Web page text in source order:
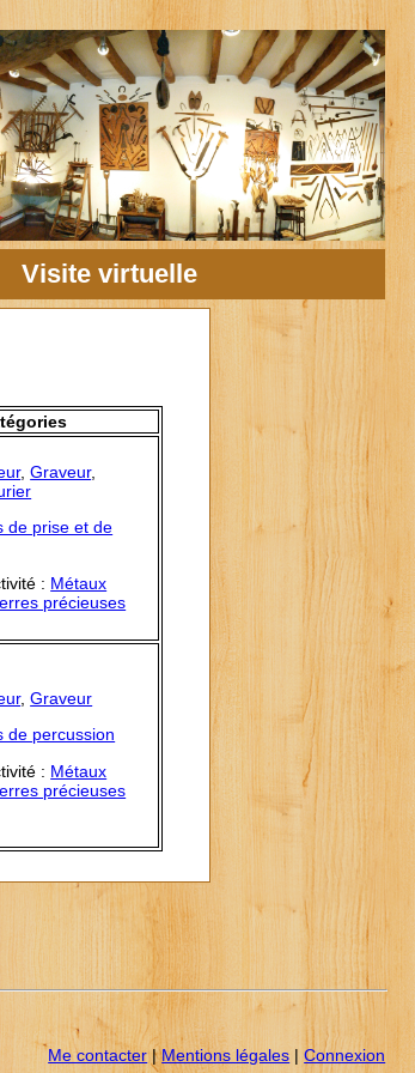
Visite virtuelle
,Graveur,
de prise et de
: Métaux
précieuses
,Graveur
de percussion
: Métaux
précieuses
Me contacter|Mentions légales |Connexion